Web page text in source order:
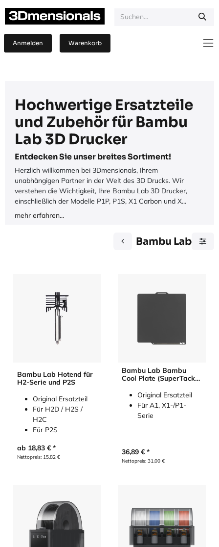
Anmelden Warenkorb
Hochwertige Ersatzteile
und Zubehör für Bambu
Lab 3D Drucker
Entdecken Sie unser breites Sortiment!
Herzlich willkommen bei 3Dmensionals, Ihrem
unabhängigen Partner in der Welt des 3D Drucks. Wir
verstehen die Wichtigkeit, Ihre Bambu Lab 3D Drucker,
einschließlich der Modelle P1P, P1S, X1 Carbon und X...
mehr erfahren...
Bambu Lab
Bambu Lab Hotend für
H2-Serie und P2S
Original Ersatzteil
Für H2D / H2S /
H2C
Für P2S
ab 18,83 €
Nettopreis: 15,82 €
Bambu Lab Bambu
Cool Plate (SuperTack)
Original Ersatzteil
Für A1, X1-/P1-
Serie
36,89€
Nettopreis: 31,00€